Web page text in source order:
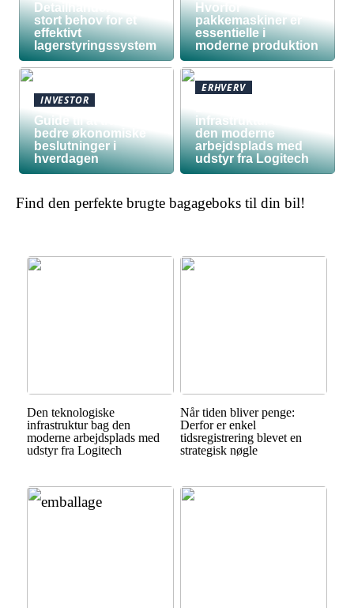
Detailhandel har
stort behov for et
effektivt
lagerstyringssystem
Hvorfor
pakkemaskiner er
essentielle i
moderne produktion
INVESTOR
Guide til at træffe
bedre økonomiske
beslutninger i
hverdagen
ERHVERV
infrastruktur bag
den moderne
arbejdsplads med
udstyr fra Logitech
Find den perfekte brugte bagageboks til din bil!
Den teknologiske
infrastruktur bag den
moderne arbejdsplads med
udstyr fra Logitech
Når tiden bliver penge:
Derfor er enkel
tidsregistrering blevet en
strategisk nøgle